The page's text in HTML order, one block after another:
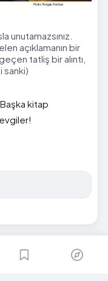
unutamazsınız.
açıklamanın bir
tatliş bir alıntı,
sanki)
kitap